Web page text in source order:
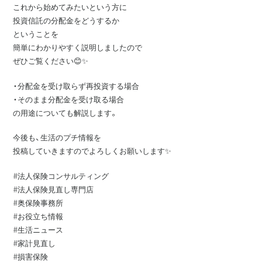
これから始めてみたいという方に
投資信託の分配金をどうするか
ということを
簡単にわかりやすく説明しましたので
ぜひご覧ください😊✨
・分配金を受け取らず再投資する場合
・そのまま分配金を受け取る場合
の用途についても解説します。
今後も、生活のプチ情報を
投稿していきますのでよろしくお願いします✨
#法人保険コンサルティング
#法人保険見直し専門店
#奥保険事務所
#お役立ち情報
#生活ニュース
#家計見直し
#損害保険